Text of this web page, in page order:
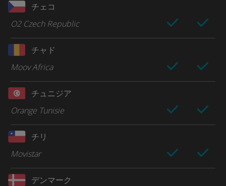
チェコ
O2 Czech Republic
チャド
Moov Africa
チュニジア
Orange Tunisie
チリ
Movistar
デンマーク